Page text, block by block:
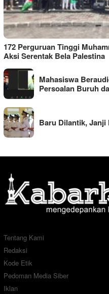
172 Perguruan Tinggi
Aksi Serentak Bela Palestina
Mahasiswa
Persoalan Buruh
Baru Dilantik, Janji
Tentang Kami
Redaksi
Kode Etik
Pedoman Media Siber
Iklan